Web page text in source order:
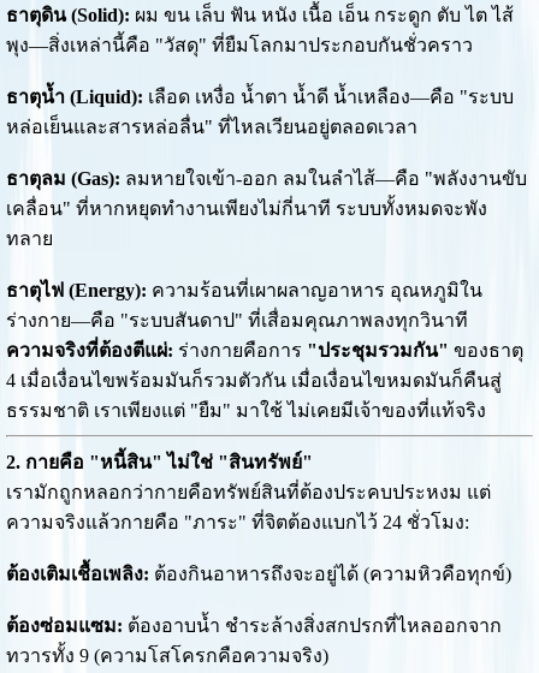
ธาตุดิน (Solid): ผม ขน เล็บ ฟัน หนัง เนื้อ เอ็น กระดูก ตับ ไต ไส้
พุง—สิ่งเหล่านี้คือ "วัสดุ" ที่ยืมโลกมาประกอบกันชั่วคราว
ธาตุน้ำ (Liquid): เลือด เหงื่อ น้ำตา น้ำดี น้ำเหลือง—คือ "ระบบ
หล่อเย็นและสารหล่อลื่น" ที่ไหลเวียนอยู่ตลอดเวลา
ธาตุลม (Gas): ลมหายใจเข้า-ออก ลมในลำไส้—คือ "พลังงานขับ
เคลื่อน" ที่หากหยุดทำงานเพียงไม่กี่นาที ระบบทั้งหมดจะพัง
ทลาย
ธาตุไฟ (Energy): ความร้อนที่เผาผลาญอาหาร อุณหภูมิใน
ร่างกาย—คือ "ระบบสันดาป" ที่เสื่อมคุณภาพลงทุกวินาที
ความจริงที่ต้องตีแผ่: ร่างกายคือการ "ประชุมรวมกัน" ของธาตุ
4 เมื่อเงื่อนไขพร้อมมันก็รวมตัวกัน เมื่อเงื่อนไขหมดมันก็คืนสู่
ธรรมชาติ เราเพียงแต่ "ยืม" มาใช้ ไม่เคยมีเจ้าของที่แท้จริง
2. กายคือ "หนี้สิน" ไม่ใช่ "สินทรัพย์"
เรามักถูกหลอกว่ากายคือทรัพย์สินที่ต้องประคบประหงม แต่
ความจริงแล้วกายคือ "ภาระ" ที่จิตต้องแบกไว้ 24 ชั่วโมง:
ต้องเติมเชื้อเพลิง: ต้องกินอาหารถึงจะอยู่ได้ (ความหิวคือทุกข์)
ต้องซ่อมแซม: ต้องอาบน้ำ ชำระล้างสิ่งสกปรกที่ไหลออกจาก
ทวารทั้ง 9 (ความโสโครกคือความจริง)